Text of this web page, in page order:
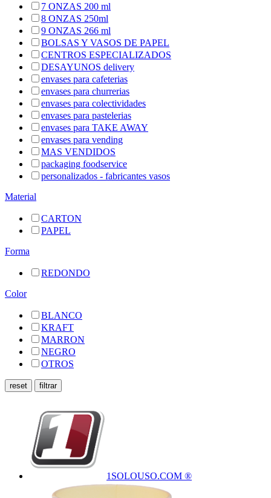
7 ONZAS 200 ml
8 ONZAS 250ml
9 ONZAS 266 ml
BOLSAS Y VASOS DE PAPEL
CENTROS ESPECIALIZADOS
DESAYUNOS delivery
envases para cafeterias
envases para churrerias
envases para colectividades
envases para pastelerias
envases para TAKE AWAY
envases para vending
MAS VENDIDOS
packaging foodservice
personalizados - fabricantes vasos
Material
CARTON
PAPEL
Forma
REDONDO
Color
BLANCO
KRAFT
MARRON
NEGRO
OTROS
1SOLOUSO.COM ®